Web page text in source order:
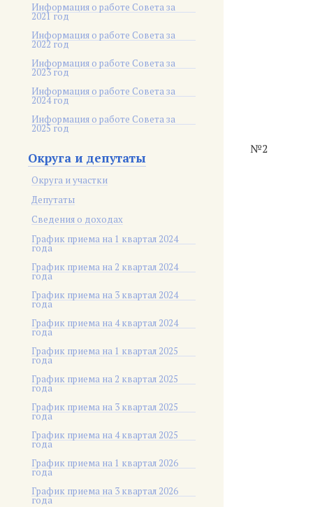
Информация о работе Совета за
2021 год
Информация о работе Совета за
2022 год
Информация о работе Совета за
2023 год
Информация о работе Совета за
2024 год
Информация о работе Совета за
2025 год
Округа и депутаты
Округа и участки
Депутаты
Сведения о доходах
График приема на 1 квартал 2024
года
График приема на 2 квартал 2024
года
График приема на 3 квартал 2024
года
График приема на 4 квартал 2024
года
График приема на 1 квартал 2025
года
График приема на 2 квартал 2025
года
График приема на 3 квартал 2025
года
График приема на 4 квартал 2025
года
График приема на 1 квартал 2026
года
График приема на 3 квартал 2026
года
№2